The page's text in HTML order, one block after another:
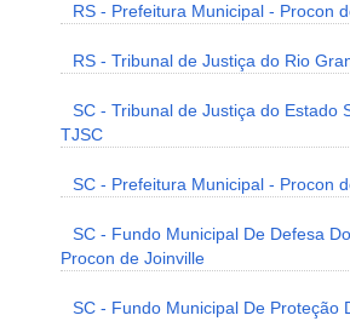
RS - Prefeitura Municipal - Procon
RS - Tribunal de Justiça do Rio
SC - Tribunal de Justiça do Estado
TJSC
SC - Prefeitura Municipal - Procon
SC - Fundo Municipal De Defesa
Procon de Joinville
SC - Fundo Municipal De Proteção